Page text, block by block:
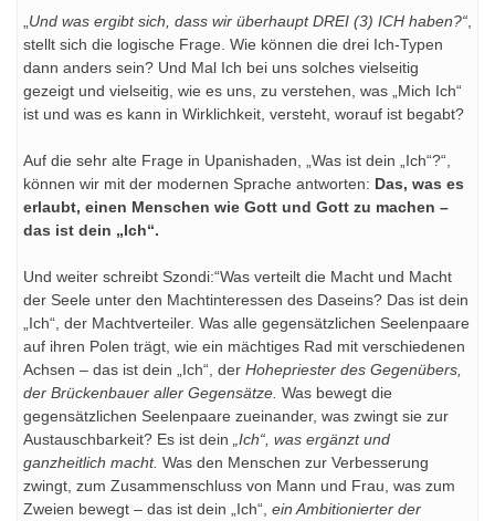
„Und was ergibt sich, dass wir überhaupt DREI (3) ICH haben?“,
stellt sich die logische Frage. Wie können die drei Ich-Typen
dann anders sein? Und Mal Ich bei uns solches vielseitig
gezeigt und vielseitig, wie es uns, zu verstehen, was „Mich Ich“
ist und was es kann in Wirklichkeit, versteht, worauf ist begabt?
Auf die sehr alte Frage in Upanishaden, „Was ist dein „Ich“?“,
können wir mit der modernen Sprache antworten: Das, was es
erlaubt, einen Menschen wie Gott und Gott zu machen –
das ist dein „Ich“.
Und weiter schreibt Szondi:“Was verteilt die Macht und Macht
der Seele unter den Machtinteressen des Daseins? Das ist dein
„Ich“, der Machtverteiler. Was alle gegensätzlichen Seelenpaare
auf ihren Polen trägt, wie ein mächtiges Rad mit verschiedenen
Achsen – das ist dein „Ich“, der Hohepriester des Gegenübers,
der Brückenbauer aller Gegensätze. Was bewegt die
gegensätzlichen Seelenpaare zueinander, was zwingt sie zur
Austauschbarkeit? Es ist dein „Ich“, was ergänzt und
ganzheitlich macht. Was den Menschen zur Verbesserung
zwingt, zum Zusammenschluss von Mann und Frau, was zum
Zweien bewegt – das ist dein „Ich“, ein Ambitionierter der